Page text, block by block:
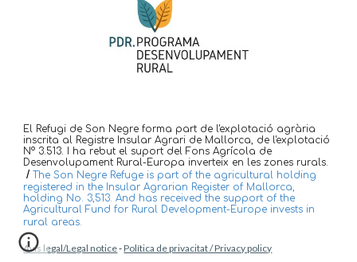
El Refugi de Son Negre forma part de l'explotació agrària
inscrita al Registre Insular Agrari de Mallorca, de l'explotació
Nº 3.513. I ha rebut el suport del Fons Agrícola de
Desenvolupament Rural-Europa inverteix en les zones rurals.
/The Son Negre Refuge is part of the agricultural holding
registered in the Insular Agrarian Register of Mallorca,
holding No. 3,513. And has received the support of the
Agricultural Fund for Rural Development-Europe invests in
rural areas.
Avís legal/Legal notice-Política de privacitat / Privacy policy